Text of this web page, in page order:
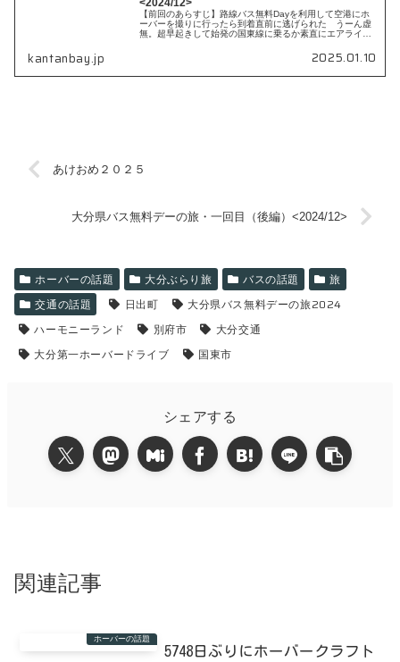
<2024/12>
【前回のあらすじ】路線バス無料Dayを利用して空港にホ
ーバーを撮りに行ったら到着直前に逃げられた うーん虚
無。超早起きして始発の国東線に乗るか素直にエアライナ
kantanbay.jp 2025.01.10
あけおめ２０２５
大分県バス無料デーの旅・一回目（後編）<2024/12>
ホーバーの話題 大分ぶらり旅 バスの話題
旅
交通の話題
日出町
大分県バス無料デーの旅2024
ハーモニーランド
別府市
大分交通
大分第一ホーバードライブ
国東市
シェアする
関連記事
ホーバーの話題
5748日ぶりにホーバークラフト